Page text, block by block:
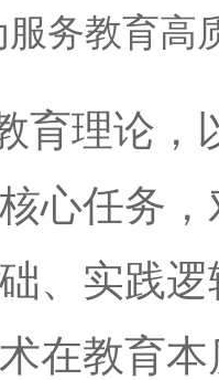
务教育高
育理论，
心任务
、实践
在教育